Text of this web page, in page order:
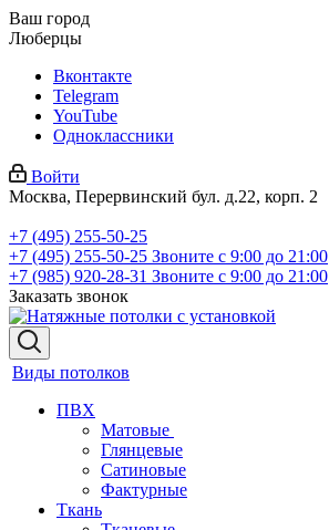
Ваш город
Люберцы
Вконтакте
Telegram
YouTube
Одноклассники
Войти
Москва, Перервинский бул. д.22, корп. 2
+7 (495) 255-50-25
+7 (495) 255-50-25 Звоните с 9:00 до 21:00
+7 (985) 920-28-31 Звоните с 9:00 до 21:00
Заказать звонок
Виды потолков
ПВХ
Матовые
Глянцевые
Сатиновые
Фактурные
Ткань